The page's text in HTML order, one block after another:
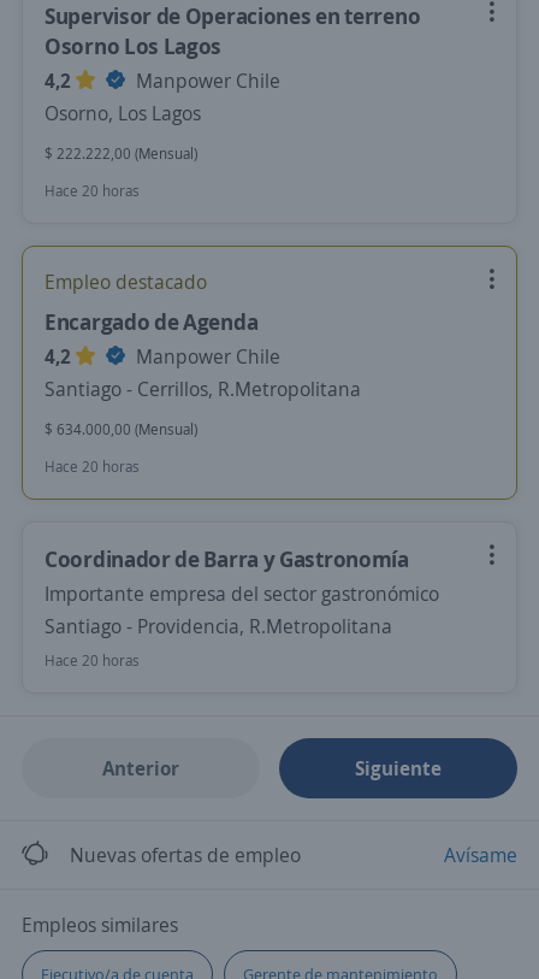
Supervisor de Operaciones en terreno
Osorno Los Lagos
4,2
Manpower Chile
Osorno, Los Lagos
$ 222.222,00 (Mensual)
Hace 20 horas
Empleo destacado
Encargado de Agenda
4,2
Manpower Chile
Santiago - Cerrillos, R.Metropolitana
$ 634.000,00 (Mensual)
Hace 20 horas
Coordinador de Barra y Gastronomía
Importante empresa del sector gastronómico
Santiago - Providencia, R.Metropolitana
Hace 20 horas
Anterior Siguiente
Nuevas ofertas de empleo Avísame
Empleos similares
Ejecutivo/a de cuenta Gerente de mantenimiento